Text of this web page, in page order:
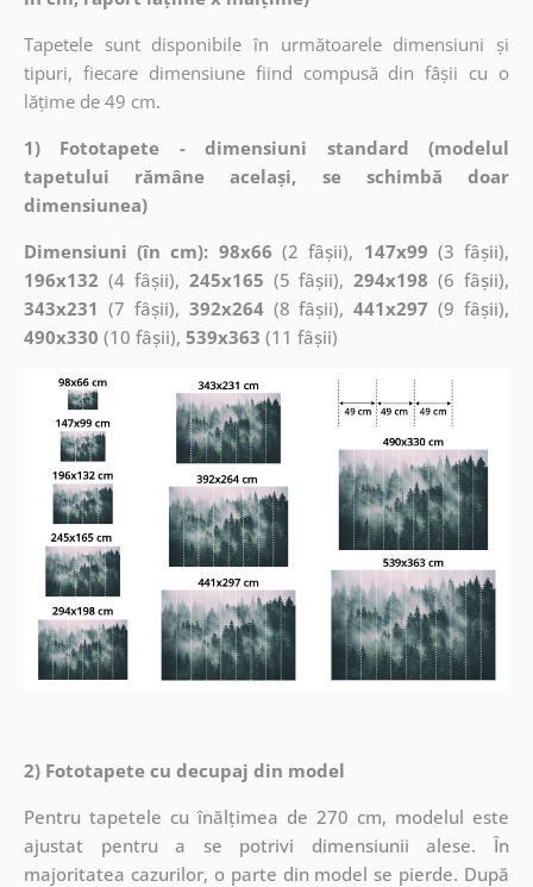
Tapetele sunt disponibile în următoarele dimensiuni și
tipuri, fiecare dimensiune fiind compusă din fâșii cu o
lățime de 49 cm.
1) Fototapete - dimensiuni standard (modelul
tapetului rămâne același, se schimbă doar
dimensiunea)
Dimensiuni (în cm): 98x66 (2 fâșii), 147x99 (3 fâșii),
196x132 (4 fâșii), 245x165 (5 fâșii),294x198 (6 fâșii),
343x231 (7 fâșii), 392x264(8 fâșii),441x297 (9 fâșii),
490x330 (10 fâșii), 539x363 (11 fâșii)
2) Fototapete cu decupaj din model
Pentru tapetele cu înălțimea de 270 cm, modelul este
ajustat pentru a se potrivi dimensiunii alese. În
majoritatea cazurilor, o parte din model se pierde. După